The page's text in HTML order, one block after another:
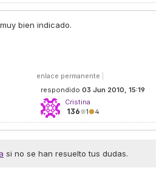
bien indicado.
enlace permanente
respondido 03 Jun 2010, 15:19
Cristina
136●1●4
si no se han resuelto tus dudas.